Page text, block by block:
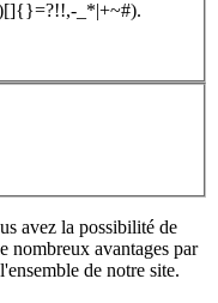
_*|+~#).
avez la possibilité de
nombreux avantages par
de notre site.